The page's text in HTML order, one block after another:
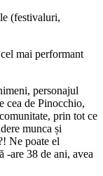
(festivaluri,
mai performant
personajul
cea de Pinocchio,
prin tot ce
munca și
Ne poate el
-are 38 de ani, avea